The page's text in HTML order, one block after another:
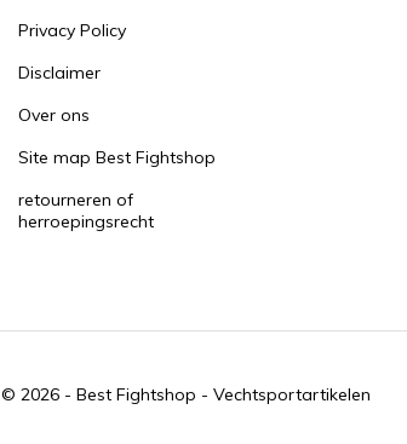
Privacy Policy
Disclaimer
Over ons
Site map Best Fightshop
retourneren of
herroepingsrecht
© 2026 - Best Fightshop - Vechtsportartikelen